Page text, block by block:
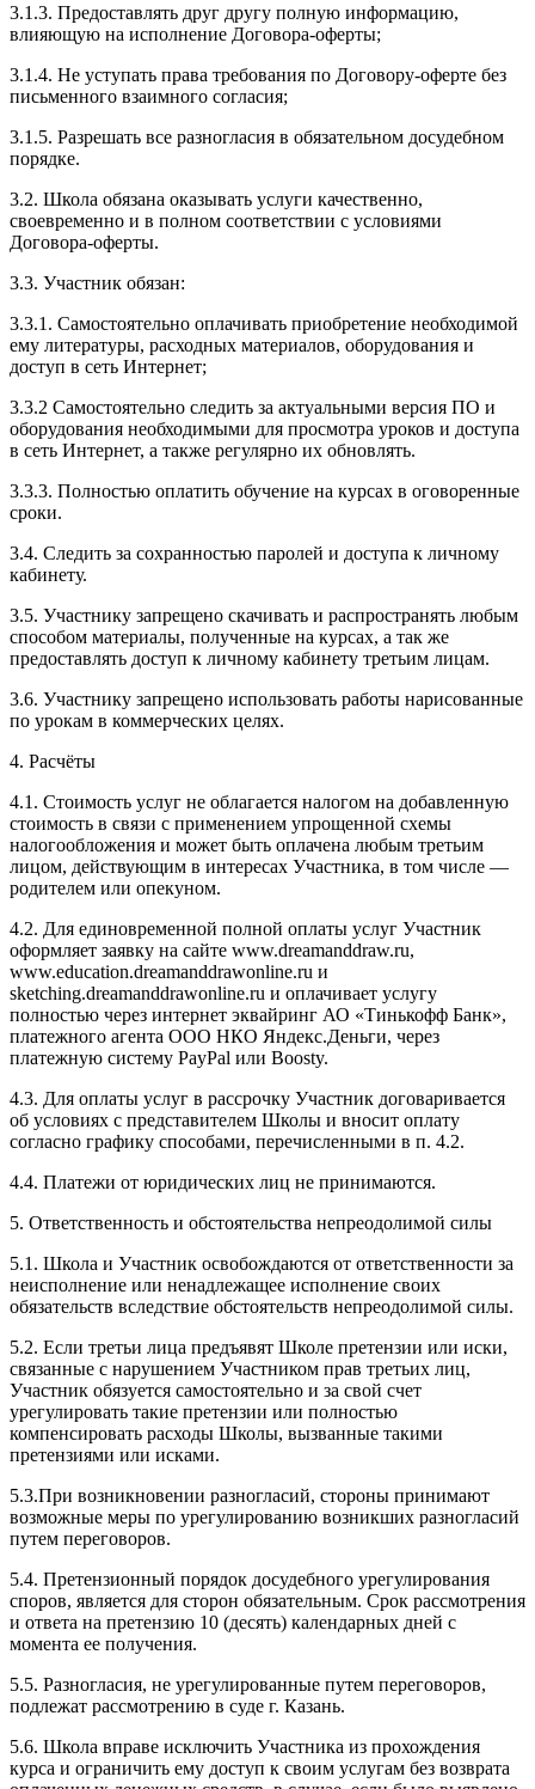
3.1.3. Предоставлять друг другу полную информацию,
влияющую на исполнение Договора-оферты;
3.1.4. Не уступать права требования по Договору-оферте без
письменного взаимного согласия;
3.1.5. Разрешать все разногласия в обязательном досудебном
порядке.
3.2. Школа обязана оказывать услуги качественно,
своевременно и в полном соответствии с условиями
Договора-оферты.
3.3. Участник обязан:
3.3.1. Cамостоятельно оплачивать приобретение необходимой
ему литературы, расходных материалов, оборудования и
доступ в сеть Интернет;
3.3.2 Самостоятельно следить за актуальными версия ПО и
оборудования необходимыми для просмотра уроков и доступа
в сеть Интернет, а также регулярно их обновлять.
3.3.3. Полностью оплатить обучение на курсах в оговоренные
сроки.
3.4. Следить за сохранностью паролей и доступа к личному
кабинету.
3.5. Участнику запрещено скачивать и распространять любым
способом материалы, полученные на курсах, а так же
предоставлять доступ к личному кабинету третьим лицам.
3.6. Участнику запрещено использовать работы нарисованные
по урокам в коммерческих целях.
4. Расчёты
4.1. Cтоимость услуг не облагается налогом на добавленную
стоимость в связи с применением упрощенной схемы
налогообложения и может быть оплачена любым третьим
лицом, действующим в интересах Участника, в том числе —
родителем или опекуном.
4.2. Для единовременной полной оплаты услуг Участник
оформляет заявку на сайте www.dreamanddraw.ru,
www.education.dreamanddrawonline.ru и
sketching.dreamanddrawonline.ru и оплачивает услугу
полностью через интернет эквайринг АО «Тинькофф Банк»,
платежного агента ООО НКО Яндекс.Деньги, через
платежную систему PayPal или Boosty.
4.3. Для оплаты услуг в рассрочку Участник договаривается
об условиях с представителем Школы и вносит оплату
согласно графику способами, перечисленными в п. 4.2.
4.4. Платежи от юридических лиц не принимаются.
5. Ответственность и обстоятельства непреодолимой силы
5.1. Школа и Участник освобождаются от ответственности за
неисполнение или ненадлежащее исполнение своих
обязательств вследствие обстоятельств непреодолимой силы.
5.2. Если третьи лица предъявят Школе претензии или иски,
связанные с нарушением Участником прав третьих лиц,
Участник обязуется самостоятельно и за свой счет
урегулировать такие претензии или полностью
компенсировать расходы Школы, вызванные такими
претензиями или исками.
5.3.При возникновении разногласий, стороны принимают
возможные меры по урегулированию возникших разногласий
путем переговоров.
5.4. Претензионный порядок досудебного урегулирования
споров, является для сторон обязательным. Срок рассмотрения
и ответа на претензию 10 (десять) календарных дней с
момента ее получения.
5.5. Разногласия, не урегулированные путем переговоров,
подлежат рассмотрению в суде г. Казань.
5.6. Школа вправе исключить Участника из прохождения
курса и ограничить ему доступ к своим услугам без возврата